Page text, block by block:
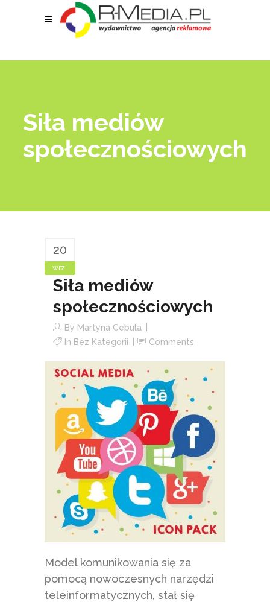
Siła mediów
społecznościowych
20
wrz
Siła mediów
społecznościowych
By Martyna Cebula
In Bez Kategorii Comments
Model komunikowania się za
pomocą nowoczesnych narzędzi
teleinformatycznych, stał się